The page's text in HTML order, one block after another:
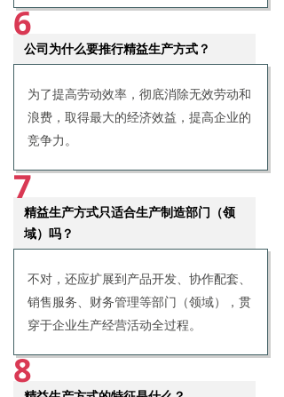
6
公司为什么要推行精益生产方式？
为了提高劳动效率，彻底消除无效劳动和
浪费，取得最大的经济效益，提高企业的
竞争力。
7
精益生产方式只适合生产制造部门（领
域）吗？
不对，还应扩展到产品开发、协作配套、
销售服务、财务管理等部门（领域），贯
穿于企业生产经营活动全过程。
8